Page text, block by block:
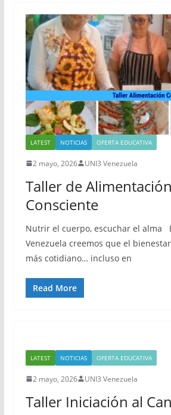
LATEST NOTICIAS OFERTA EDUCATIVA
2 mayo, 2026 UNI3 Venezuela
Taller de Alimentación
Consciente
Nutrir el cuerpo, escuchar el alma
Venezuela creemos que el
más cotidiano… incluso en
Read More
LATEST NOTICIAS OFERTA EDUCATIVA
2 mayo, 2026 UNI3 Venezuela
Taller Iniciación al